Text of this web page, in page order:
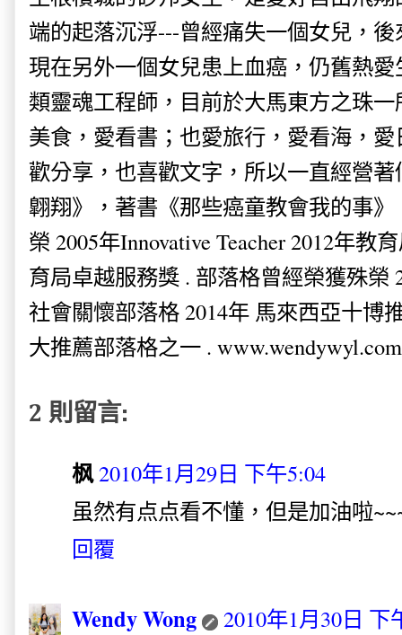
端的起落沉浮---曾經痛失一個女兒，
現在另外一個女兒患上血癌，仍舊熱
類靈魂工程師，目前於大馬東方之珠
美食，愛看書；也愛旅行，愛看海，
歡分享，也喜歡文字，所以一直經營
翺翔》，著書《那些癌童教會我的事
榮 2005年Innovative Teacher 2012年教
育局卓越服務獎 . 部落格曾經榮獲殊榮
社會關懷部落格 2014年 馬來西亞十博
大推薦部落格之一 . www.wendywyl.com
2 則留言:
枫2010年1月29日 下午5:04
虽然有点点看不懂，但是加油啦
回覆
Wendy Wong
2010年1月30日 下